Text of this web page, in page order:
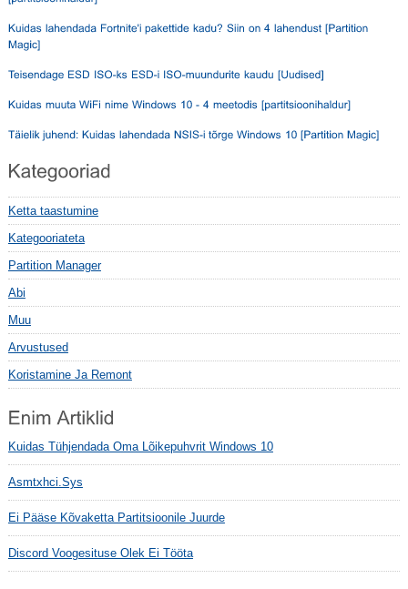
Ketta taastumine
Kategooriateta
Partition Manager
Abi
Muu
Arvustused
Koristamine Ja Remont
Kuidas Tühjendada Oma Lõikepuhvrit Windows 10
Asmtxhci.sys
Ei Pääse Kõvaketta Partitsioonile Juurde
Discord Voogesituse Olek Ei Tööta